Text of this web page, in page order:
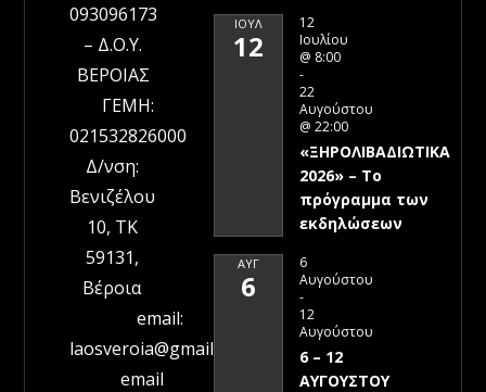
093096173
– Δ.Ο.Υ.
ΒΕΡΟΙΑΣ
ΓΕΜΗ:
021532826000
Δ/νση:
Βενιζέλου
10, ΤΚ
59131,
Βέροια
email:
laosveroia@gmail.com
email
ΙΟΎΛ
12
12
Ιουλίου
@ 8:00
-
22
Αυγούστου
@ 22:00
«ΞΗΡΟΛΙΒΑΔΙΩΤΙΚΑ
2026» – To
πρόγραμμα των
εκδηλώσεων
ΑΥΓ
6
6
Αυγούστου
-
12
Αυγούστου
6 – 12
ΑΥΓΟΥΣΤΟΥ